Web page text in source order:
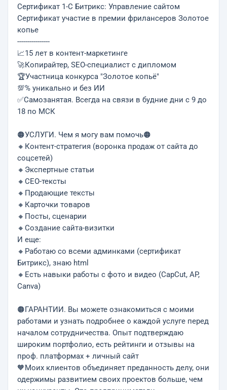
Сертификат 1-С Битрикс: Управление сайтом
Сертификат участие в премии фрилансеров Золотое
копье
----------------
📈15 лет в контент-маркетинге
🚀Копирайтер, SEO-специалист с дипломом
🏆Участница конкурса "Золотое копьё"
💯% уникально и без ИИ
✅Самозанятая. Всегда на связи в будние дни с 9 до
18 по МСК
🟠УСЛУГИ. Чeм я мoгу вам помочь🟠
🔸Контент-стратегия (воронка продаж от сайта до
соцсетей)
🔸Экспертные статьи
🔸СЕО-тексты
🔸Продающие тексты
🔸Карточки товаров
🔸Посты, сценарии
🔸Создание сайта-визитки
И еще:
🔸Работаю со всеми админками (сертификат
Битрикс), знаю html
🔸Есть навыки работы с фото и видео (CapCut, AP,
Canva)
🟠ГАРАНТИИ. Вы можете ознакомиться с моими
работами и узнать подробнее о каждой услуге перед
началом сотрудничества. Опыт подтверждаю
широким портфолио, есть рейтинги и отзывы на
проф. платформах + личный сайт
🧡Моих клиентов объединяет преданность делу, они
одержимы развитием своих проектов больше, чем